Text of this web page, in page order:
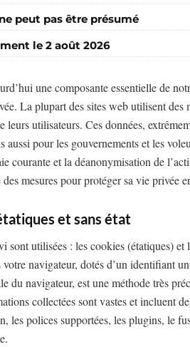
peut pas être présumé
le 2 août 2026
une composante essentielle de
La plupart des sites web utilisent
leurs utilisateurs. Ces données,
aussi pour les gouvernements et les
courante et la déanonymisation de
mesures pour protéger sa vie privée
et sans état
sont utilisées : les cookies (étatiques)
navigateur, dotés d’un identifiant
du navigateur, est une méthode très
collectées sont vastes et incluent
les polices supportées, les plugins, le